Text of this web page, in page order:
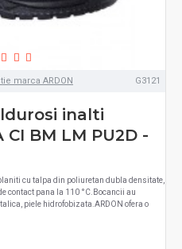
marca ARDON G3121
inalti
CI BM LM PU2D -
cu talpa din poliuretan dubla densitate,
contact pana la 110 °C.Bocancii au
piele hidrofobizata.ARDON ofera o